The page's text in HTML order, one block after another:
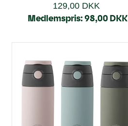
129,00 DKK
Medlemspris:98,00 DKK